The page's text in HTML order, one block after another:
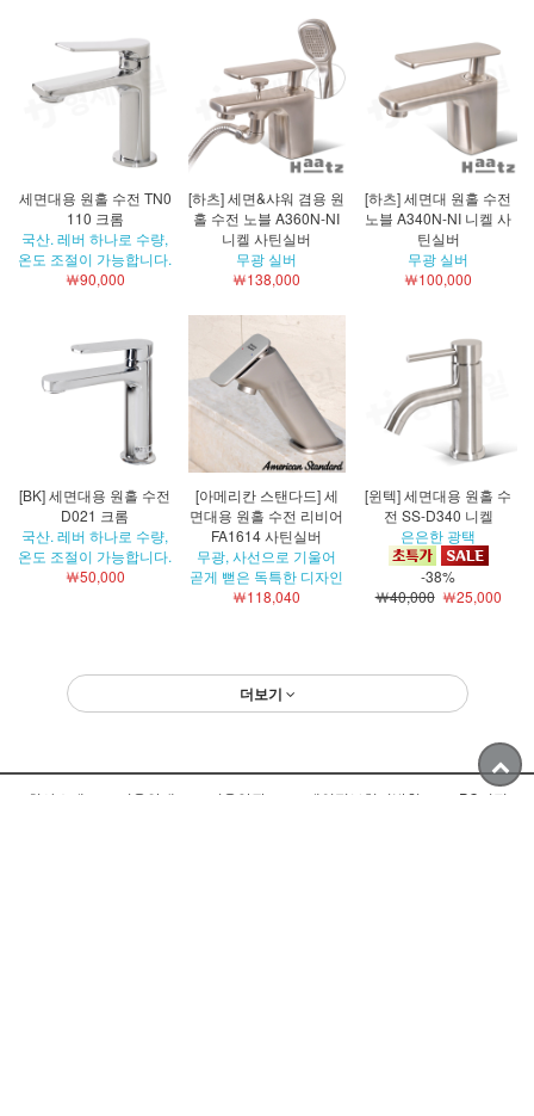
세면대용 원홀 수전 TN0
110 크롬
국산. 레버 하나로 수량,
온도 조절이 가능합니다.
￦90,000
[하츠] 세면&샤워 겸용 원
홀 수전 노블 A360N-NI
니켈 사틴실버
무광 실버
￦138,000
[하츠] 세면대 원홀 수전
노블 A340N-NI 니켈 사
틴실버
무광 실버
￦100,000
[BK] 세면대용 원홀 수전
D021 크롬
국산. 레버 하나로 수량,
온도 조절이 가능합니다.
￦50,000
[아메리칸 스탠다드] 세
면대용 원홀 수전 리비어
FA1614 사틴실버
무광, 사선으로 기울어
곧게 뻗은 독특한 디자인
￦118,040
[윈텍] 세면대용 원홀 수
전 SS-D340 니켈
은은한 광택
-38%
￦40,000￦25,000
더보기
회사소개 이용안내 이용약관 개인정보처리방침 PC버전